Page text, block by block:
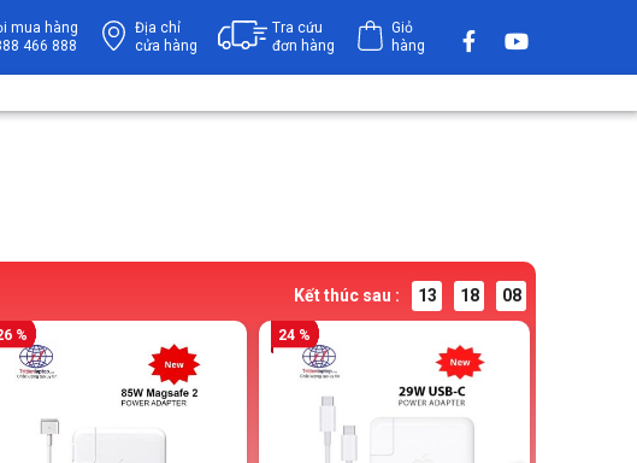
mua hàng
466 888
Địa chỉ
cửa hàng
Tra cứu
đơn hàng
Giỏ
hàng
Kết thúc sau : 13 18 07
% 24 %